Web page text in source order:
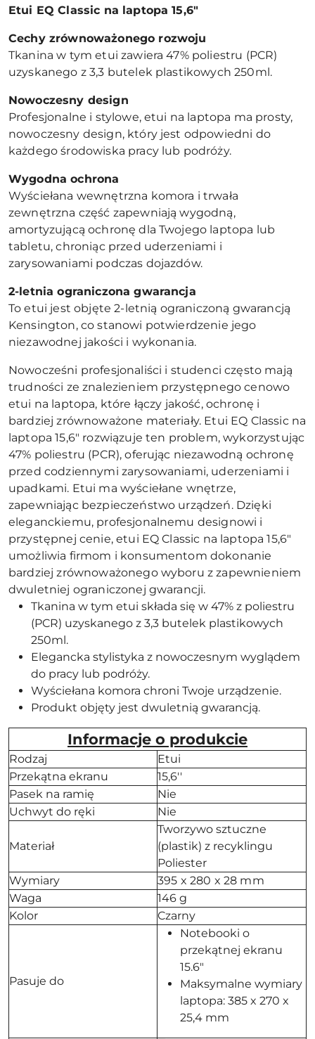
Etui EQ Classic na laptopa 15,6"
Cechy zrównoważonego rozwoju
Tkanina w tym etui zawiera 47% poliestru (PCR)
uzyskanego z 3,3 butelek plastikowych 250ml.
Nowoczesny design
Profesjonalne i stylowe, etui na laptopa ma prosty,
nowoczesny design, który jest odpowiedni do
każdego środowiska pracy lub podróży.
Wygodna ochrona
Wyściełana wewnętrzna komora i trwała
zewnętrzna część zapewniają wygodną,
amortyzującą ochronę dla Twojego laptopa lub
tabletu, chroniąc przed uderzeniami i
zarysowaniami podczas dojazdów.
2-letnia ograniczona gwarancja
To etui jest objęte 2-letnią ograniczoną gwarancją
Kensington, co stanowi potwierdzenie jego
niezawodnej jakości i wykonania.
Nowocześni profesjonaliści i studenci często mają
trudności ze znalezieniem przystępnego cenowo
etui na laptopa, które łączy jakość, ochronę i
bardziej zrównoważone materiały. Etui EQ Classic na
laptopa 15,6" rozwiązuje ten problem, wykorzystując
47% poliestru (PCR), oferując niezawodną ochronę
przed codziennymi zarysowaniami, uderzeniami i
upadkami. Etui ma wyściełane wnętrze,
zapewniając bezpieczeństwo urządzeń. Dzięki
eleganckiemu, profesjonalnemu designowi i
przystępnej cenie, etui EQ Classic na laptopa 15,6"
umożliwia firmom i konsumentom dokonanie
bardziej zrównoważonego wyboru z zapewnieniem
dwuletniej ograniczonej gwarancji.
Tkanina w tym etui składa się w 47% z poliestru
(PCR) uzyskanego z 3,3 butelek plastikowych
250ml.
Elegancka stylistyka z nowoczesnym wyglądem
do pracy lub podróży.
Wyściełana komora chroni Twoje urządzenie.
Produkt objęty jest dwuletnią gwarancją.
Informacje o produkcie
Rodzaj
Etui
Przekątna ekranu
15,6''
Pasek na ramię
Nie
Uchwyt do ręki
Nie
Materiał
Tworzywo sztuczne
(plastik) z recyklingu
Poliester
Wymiary
395 x 280 x 28 mm
Waga
146 g
Kolor
Czarny
Pasuje do
Notebooki o
przekątnej ekranu
15.6"
Maksymalne wymiary
laptopa: 385 x 270 x
25,4 mm